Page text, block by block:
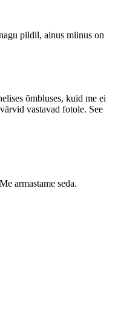
pildil, ainus miinus on
õmbluses, kuid me ei
vastavad fotole. See
armastame seda.